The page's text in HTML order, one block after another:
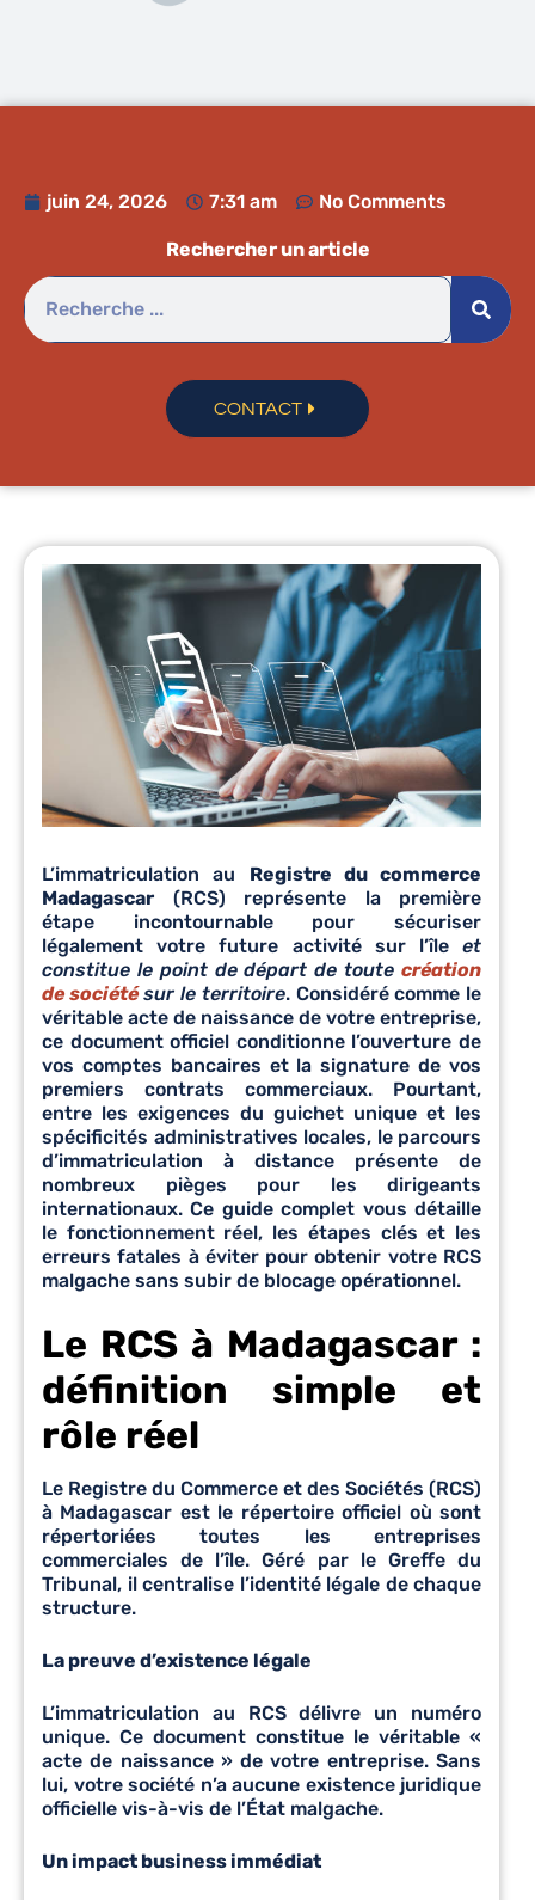
juin 24, 2026 7:31 am No Comments
Rechercher un article
CONTACT
L’immatriculation au Registre du commerce
Madagascar (RCS) représente la première
étape incontournable pour sécuriser
légalement votre future activité sur l’île et
constitue le point de départ de toute création
de sociétésur le territoire. Considéré comme le
véritable acte de naissance de votre entreprise,
ce document officiel conditionne l’ouverture de
vos comptes bancaires et la signature de vos
premiers contrats commerciaux. Pourtant,
entre les exigences du guichet unique et les
spécificités administratives locales, le parcours
d’immatriculation à distance présente de
nombreux pièges pour les dirigeants
internationaux. Ce guide complet vous détaille
le fonctionnement réel, les étapes clés et les
erreurs fatales à éviter pour obtenir votre RCS
malgache sans subir de blocage opérationnel.
Le RCS à Madagascar :
définition simple et
rôle réel
Le Registre du Commerce et des Sociétés (RCS)
à Madagascar est le répertoire officiel où sont
répertoriées toutes les entreprises
commerciales de l’île. Géré par le Greffe du
Tribunal, il centralise l’identité légale de chaque
structure.
La preuve d’existence légale
L’immatriculation au RCS délivre un numéro
unique. Ce document constitue le véritable «
acte de naissance » de votre entreprise. Sans
lui, votre société n’a aucune existence juridique
officielle vis-à-vis de l’État malgache.
Un impact business immédiat